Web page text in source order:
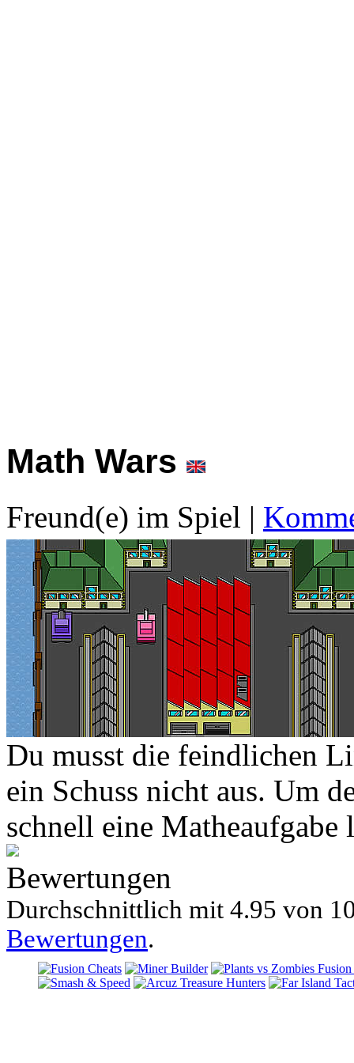
Math Wars
Freund(e) im Spiel |
Du musst die feindlichen
ein Schuss nicht aus. Um
schnell eine Matheaufgabe
Bewertungen
Durchschnittlich mit 4.95 von
Bewertungen.